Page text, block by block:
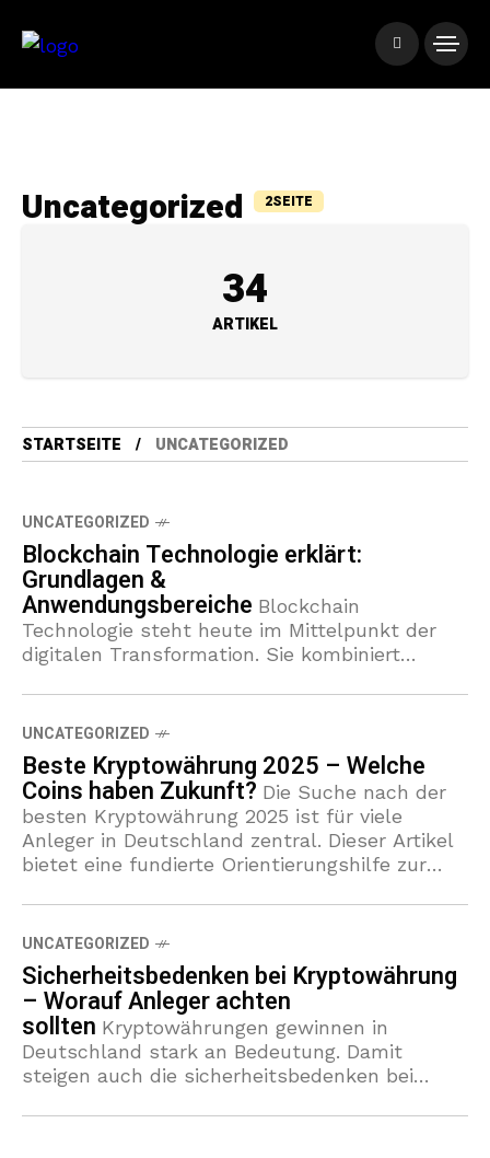
Uncategorized 2SEITE
34
ARTIKEL
STARTSEITE UNCATEGORIZED
UNCATEGORIZED
Blockchain Technologie erklärt:
Grundlagen &
Anwendungsbereiche Blockchain
Technologie steht heute im Mittelpunkt der
digitalen Transformation. Sie kombiniert
Sicherheit und transparente digitale Ledger.
Dies macht die Technik relevant für
Kryptowährungen, Finanzdienstleister und
Behörden. Dieses
UNCATEGORIZED
Beste Kryptowährung 2025 – Welche
Coins haben Zukunft? Die Suche nach der
besten Kryptowährung 2025 ist für viele
Anleger in Deutschland zentral. Dieser Artikel
bietet eine fundierte Orientierungshilfe zur
welche Coins mit Zukunft
UNCATEGORIZED
Sicherheitsbedenken bei Kryptowährung
– Worauf Anleger achten
sollten Kryptowährungen gewinnen in
Deutschland stark an Bedeutung. Damit
steigen auch die sicherheitsbedenken bei
Bitcoin, Ethereum oder andere Tokens